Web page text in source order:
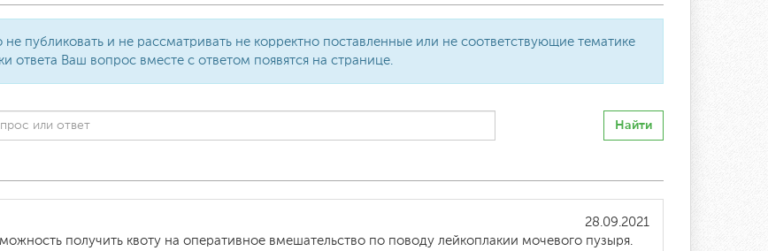
публиковать и не рассматривать не корректно поставленные или не соответствующие тематике
ответа Ваш вопрос вместе с ответом появятся на странице.
Найти
28.09.2021
получить квоту на оперативное вмешательство по поводу лейкоплакии мочевого пузыря.